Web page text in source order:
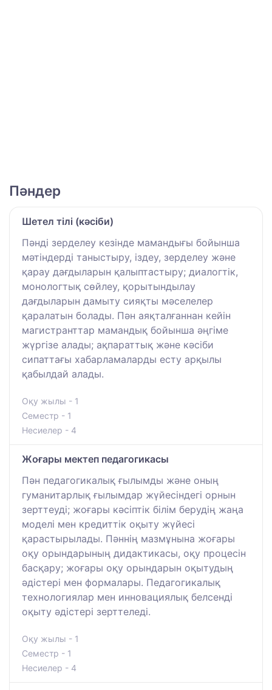
Пәндер
Шетел тілі (кәсіби)
Пәнді зерделеу кезінде мамандығы бойынша
мәтіндерді таныстыру, іздеу, зерделеу және
қарау дағдыларын қалыптастыру; диалогтік,
монологтық сөйлеу, қорытындылау
дағдыларын дамыту сияқты мәселелер
қаралатын болады. Пән аяқталғаннан кейін
магистранттар мамандық бойынша әңгіме
жүргізе алады; ақпараттық және кәсіби
сипаттағы хабарламаларды есту арқылы
қабылдай алады.
Оқу жылы - 1
Семестр - 1
Несиелер - 4
Жоғары мектеп педагогикасы
Пән педагогикалық ғылымды және оның
гуманитарлық ғылымдар жүйесіндегі орнын
зерттеуді; жоғары кәсіптік білім берудің жаңа
моделі мен кредиттік оқыту жүйесі
қарастырылады. Пәннің мазмұнына жоғары
оқу орындарының дидактикасы, оқу процесін
басқару; жоғары оқу орындарын оқытудың
әдістері мен формалары. Педагогикалық
технологиялар мен инновациялық белсенді
оқыту әдістері зерттеледі.
Оқу жылы - 1
Семестр - 1
Несиелер - 4